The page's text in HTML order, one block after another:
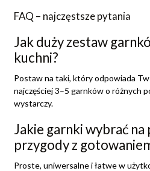
FAQ – najczęstsze pytania
Jak duży zestaw
kuchni?
Postaw na taki, który odpowiada
najczęściej 3–5 garnków o różnych
wystarczy.
Jakie garnki wybrać
przygody z
Proste, uniwersalne i łatwe w